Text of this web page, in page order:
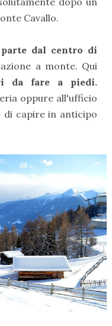
Cavallo.
dal centro di
a monte. Qui
da fare a piedi.
oppure all'ufficio
di capire in anticipo